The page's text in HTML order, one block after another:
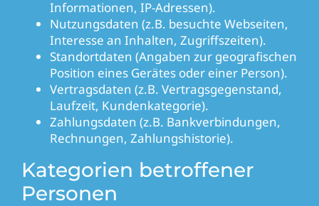
Informationen, IP-Adressen).
Nutzungsdaten (z.B. besuchte Webseiten,
Interesse an Inhalten, Zugriffszeiten).
Standortdaten (Angaben zur geografischen
Position eines Gerätes oder einer Person).
Vertragsdaten (z.B. Vertragsgegenstand,
Laufzeit, Kundenkategorie).
Zahlungsdaten (z.B. Bankverbindungen,
Rechnungen, Zahlungshistorie).
Kategorien betroffener
Personen